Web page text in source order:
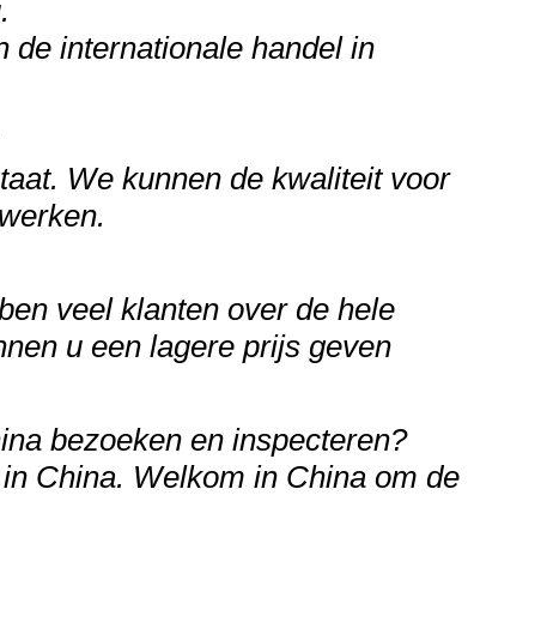
de internationale handel in
We kunnen de kwaliteit voor
veel klanten over de hele
u een lagere prijs geven
bezoeken en inspecteren?
China. Welkom in China om de